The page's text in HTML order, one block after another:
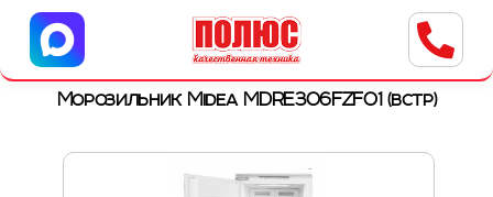
Центр бытовой техники
г. Ульяновск, ул. Пушкарева, 8a
Морозильник Midea MDRE306FZF01 (встр)